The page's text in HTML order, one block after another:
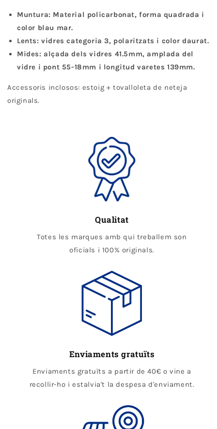
Muntura: Material policarbonat, forma quadrada i
color blau mar.
Lents: vidres categoria 3, polaritzats i color daurat.
Mides: alçada dels vidres 41.5mm, amplada del
vidre i pont 55-18mm i longitud varetes 139mm.
Accessoris inclosos: estoig + tovalloleta de neteja
originals.
Qualitat
Totes les marques amb qui treballem son
oficials i 100% originals.
Enviaments gratuïts
Enviaments gratuïts a partir de 40€ o vine a
recollir-ho i estalvia't la despesa d'enviament.